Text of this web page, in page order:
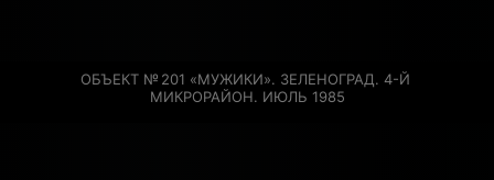
ОБЪЕКТ № 201 «МУЖИКИ». ЗЕЛЕНОГРАД. 4-Й
МИКРОРАЙОН. ИЮЛЬ 1985